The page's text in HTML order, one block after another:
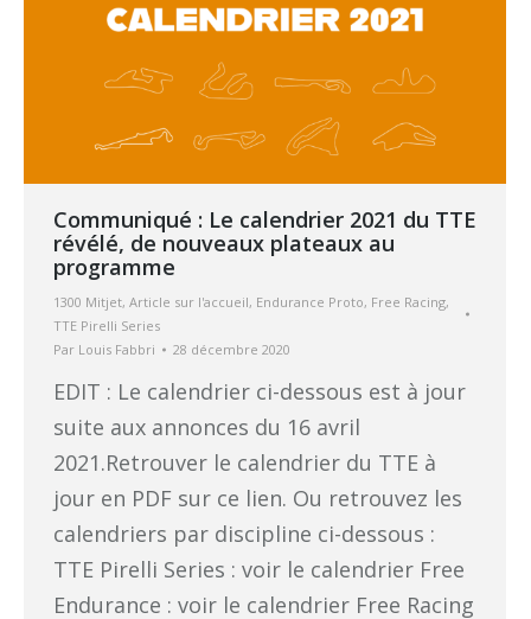
Communiqué : Le calendrier 2021 du TTE
révélé, de nouveaux plateaux au
programme
1300 Mitjet, Article sur l'accueil, Endurance Proto, Free Racing,
TTE Pirelli Series
Par Louis Fabbri 28 décembre 2020
EDIT : Le calendrier ci-dessous est à jour
suite aux annonces du 16 avril
2021.Retrouver le calendrier du TTE à
jour en PDF sur ce lien. Ou retrouvez les
calendriers par discipline ci-dessous :
TTE Pirelli Series : voir le calendrier Free
Endurance : voir le calendrier Free Racing